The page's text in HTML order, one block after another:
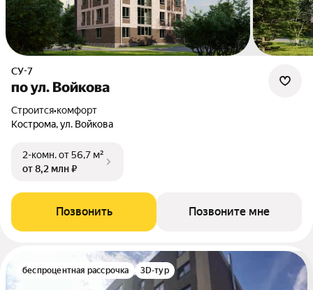
СУ-7
по ул. Войкова
Строится•комфорт
Кострома, ул. Войкова
2-комн.от 56,7 м²
от 8,2 млн ₽
Позвонить Позвоните мне
беспроцентная рассрочка 3D-тур